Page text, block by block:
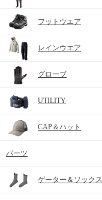
フットウエア
レインウエア
グローブ
UTILITY
CAP＆ハット
パーツ
ゲーター＆ソックス